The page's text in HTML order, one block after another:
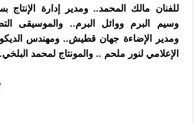
للفنان مالك المحمد.. ومدير إدارة الإنتاج
وسيم البرم ووائل البرم.. والموسيقى
ومدير الإضاءة جهان قطيش.. ومهندس
الإعلامي لنور ملحم .. والمونتاج لمحمد البلخي.